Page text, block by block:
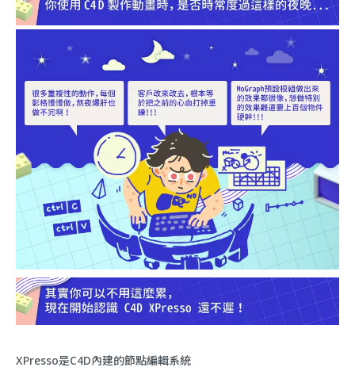
XPresso是C4D內建的節點編輯系統